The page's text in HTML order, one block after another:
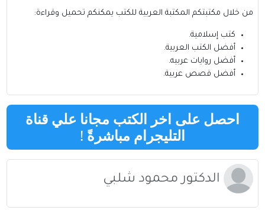
من خلال مكتبتكم المكتبة العربية للكتب يمكنكم تحميل وقراءة:
كتب إسلامية.
أفضل الكتب العربية.
أفضل روايات عربيه.
أفضل قصص عربية.
احصل على اخر الكتب مجانا علي قناة
التليجرام مباشرةً !
الدكتور محمود شلبي